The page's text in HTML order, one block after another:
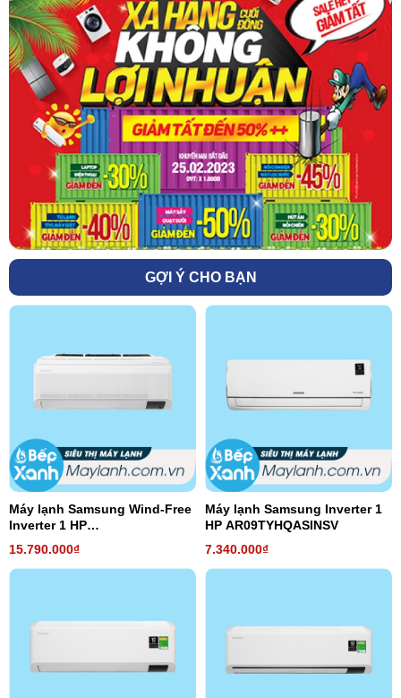
GỢI Ý CHO BẠN
Máy lạnh Samsung Wind-Free
Inverter 1 HP
AR10TYAACWKNSV
15.790.000₫
Máy lạnh Samsung Inverter 1
HP AR09TYHQASINSV
7.340.000₫